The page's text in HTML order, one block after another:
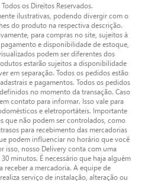
os Direitos Reservados.
ilustrativas, podendo divergir com o
do produto na respectiva descrição.
para compras no site, sujeitos à
e disponibilidade de estoque,
podem ser diferentes dos
estarão sujeitos a disponibilidade
em separação. Todos os pedidos estão
e pagamentos. Todos os pedidos
no momento da transação. Caso
contato para informar. Isso vale para
e eletroportáteis. Importante
que não podem ser controlados, como
para recebimento das mercadorias
podem influenciar no horário que você
isso, nosso Delivery conta com uma
minutos. É necessário que haja alguém
receber a mercadoria. A equipe de
serviço de instalação, alteração ou